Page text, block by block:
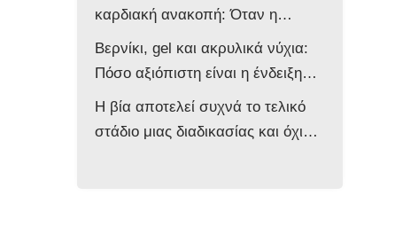
καρδιακή ανακοπή: Όταν η
επιθετική αντιμετώπιση βλάπτει
τον ασθενή
Βερνίκι, gel και ακρυλικά νύχια:
Πόσο αξιόπιστη είναι η ένδειξη
του παλμικού οξυμέτρου στο
ασθενοφόρο;
Η βία αποτελεί συχνά το τελικό
στάδιο μιας διαδικασίας και όχι